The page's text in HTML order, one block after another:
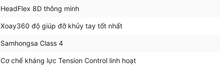
HeadFlex 8D thông minh
Xoay360 độ giúp đỡ khủy tay tốt nhất
Samhongsa Class 4
Cơ chế kháng lực Tension Control linh hoạt